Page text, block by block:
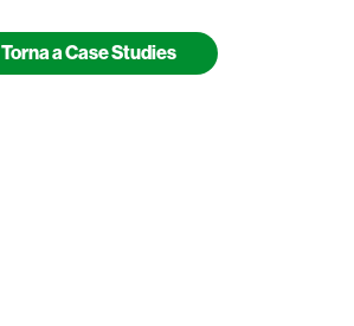
Torna a Case Studies